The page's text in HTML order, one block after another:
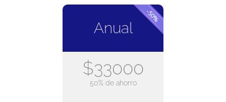
Anual
$33000
50% de ahorro